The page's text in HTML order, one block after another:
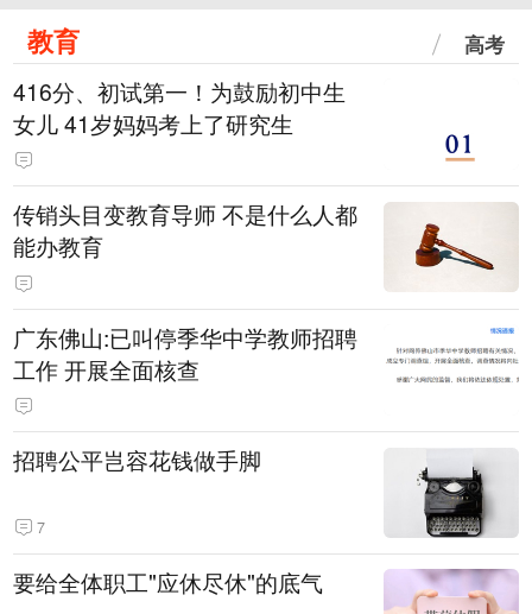
教育 高考
416分、初试第一！为鼓励初中生
女儿 41岁妈妈考上了研究生
传销头目变教育导师 不是什么人都
能办教育
广东佛山:已叫停季华中学教师招聘
工作 开展全面核查
招聘公平岂容花钱做手脚
7
要给全体职工"应休尽休"的底气